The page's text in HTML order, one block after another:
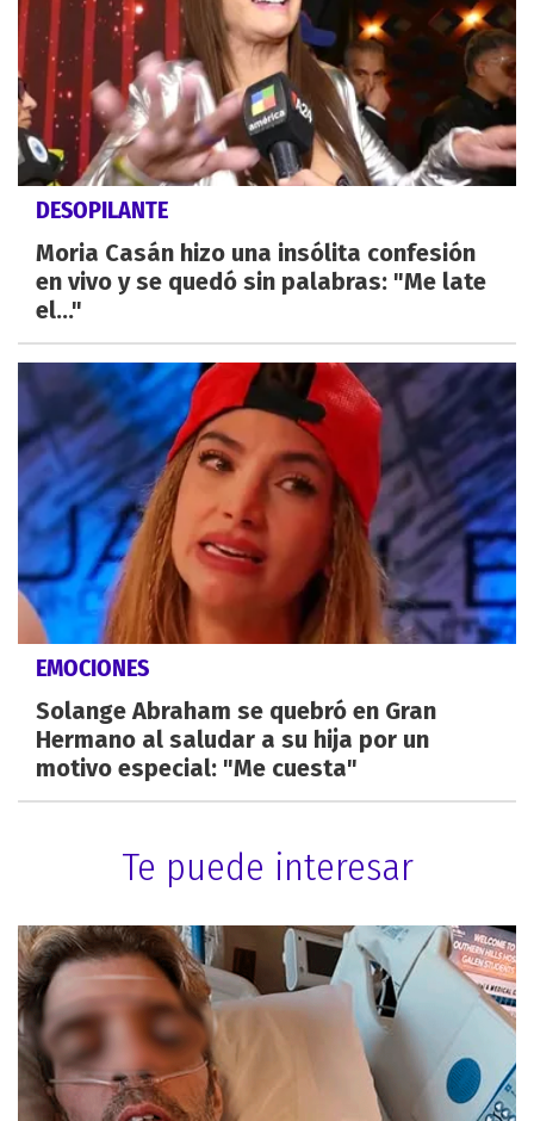
DESOPILANTE
Moria Casán hizo una insólita confesión
en vivo y se quedó sin palabras: "Me late
el..."
EMOCIONES
Solange Abraham se quebró en Gran
Hermano al saludar a su hija por un
motivo especial: "Me cuesta"
Te puede interesar